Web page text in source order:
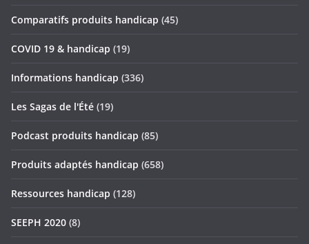
Comparatifs produits handicap (45)
COVID 19 & handicap (19)
Informations handicap (336)
Les Sagas de l'Été (19)
Podcast produits handicap (85)
Produits adaptés handicap (658)
Ressources handicap (128)
SEEPH 2020 (8)